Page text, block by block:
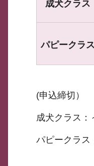
成犬クラス
パピークラス
(申込締切）
成犬クラス
パピークラ